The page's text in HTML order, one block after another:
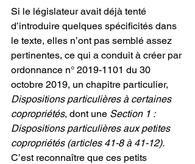
Si le législateur avait déjà tenté
d’introduire quelques spécificités dans
le texte, elles n’ont pas semblé assez
pertinentes, ce qui a conduit à créer par
ordonnance n° 2019-1101 du 30
octobre 2019, un chapitre particulier,
Dispositions particulières à certaines
copropriétés, dont une Section 1 :
Dispositions particulières aux petites
copropriétés (articles 41-8 à 41-12).
C’est reconnaître que ces petits